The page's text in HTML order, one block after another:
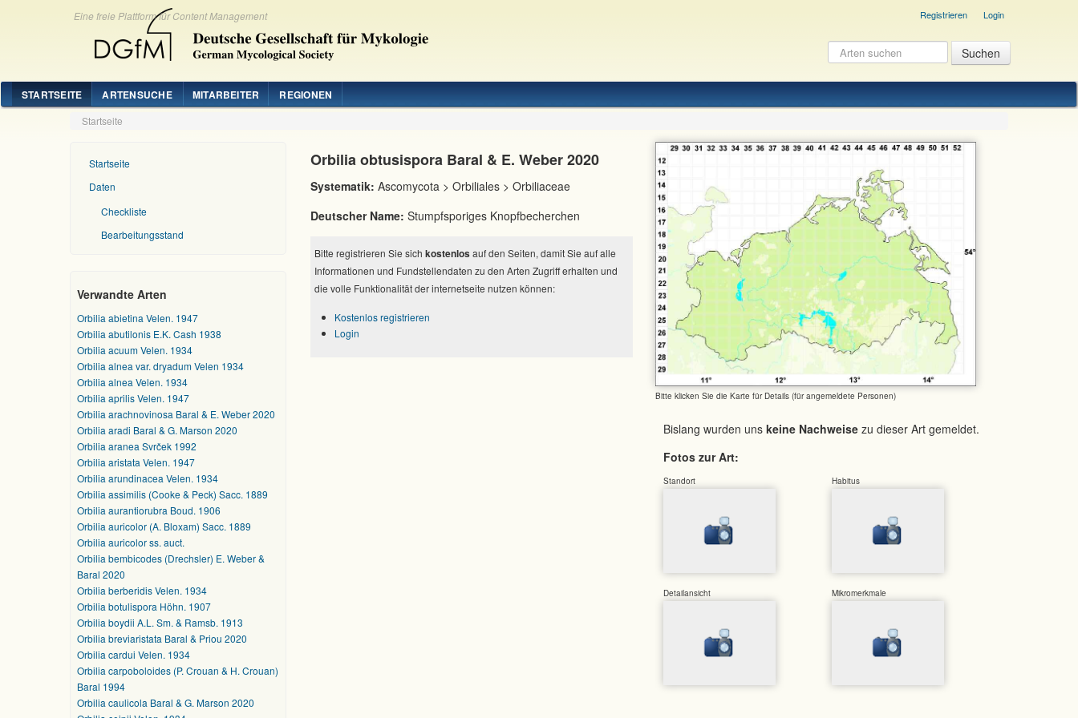
Eine freie Plattform für Content Management Registrieren Login
STARTSEITE ARTENSUCHE MITARBEITER REGIONEN
Startseite
Startseite
Daten
Checkliste
Bearbeitungsstand
Verwandte Arten
Orbilia abietina Velen. 1947
Orbilia abutilonis E.K. Cash 1938
Orbilia acuum Velen. 1934
Orbilia alnea var. dryadum Velen 1934
Orbilia alnea Velen. 1934
Orbilia aprilis Velen. 1947
Orbilia arachnovinosa Baral & E. Weber 2020
Orbilia aradi Baral & G. Marson 2020
Orbilia aranea Svrček 1992
Orbilia aristata Velen. 1947
Orbilia arundinacea Velen. 1934
Orbilia assimilis (Cooke & Peck) Sacc. 1889
Orbilia aurantiorubra Boud. 1906
Orbilia auricolor (A. Bloxam) Sacc. 1889
Orbilia auricolor ss. auct.
Orbilia bembicodes (Drechsler) E. Weber &
Baral 2020
Orbilia berberidis Velen. 1934
Orbilia botulispora Höhn. 1907
Orbilia boydii A.L. Sm. & Ramsb. 1913
Orbilia breviaristata Baral & Priou 2020
Orbilia cardui Velen. 1934
Orbilia carpoboloides (P. Crouan & H. Crouan)
Baral 1994
Orbilia caulicola Baral & G. Marson 2020
Bitte klicken Sie die Karte für Details (für angemeldete Personen)
Bislang wurden uns keine Nachweise zu dieser Art gemeldet.
Fotos zur Art:
Standort Habitus
Detailansicht Mikromerkmale
Orbilia obtusispora Baral & E. Weber 2020
Systematik: Ascomycota > Orbiliales > Orbiliaceae
Deutscher Name: Stumpfsporiges Knopfbecherchen
Bitte registrieren Sie sich kostenlos auf den Seiten, damit Sie auf alle
Informationen und Fundstellendaten zu den Arten Zugriff erhalten und
die volle Funktionalität der internetseite nutzen können:
Kostenlos registrieren
Login